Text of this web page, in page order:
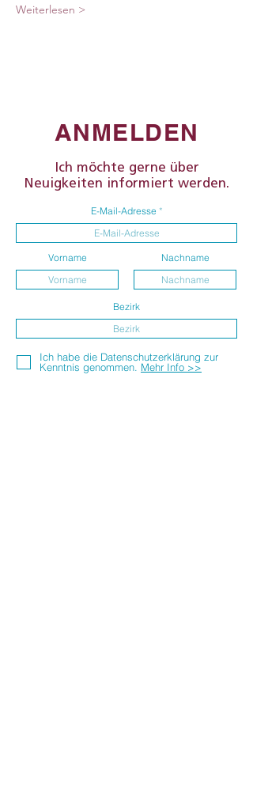
Weiterlesen >
ANMELDEN
Ich möchte gerne über
Neuigkeiten informiert werden.
E-Mail-Adresse
Vorname Nachname
Bezirk
Ich habe die Datenschutzerklärung zur
Kenntnis genommen. Mehr Info >>